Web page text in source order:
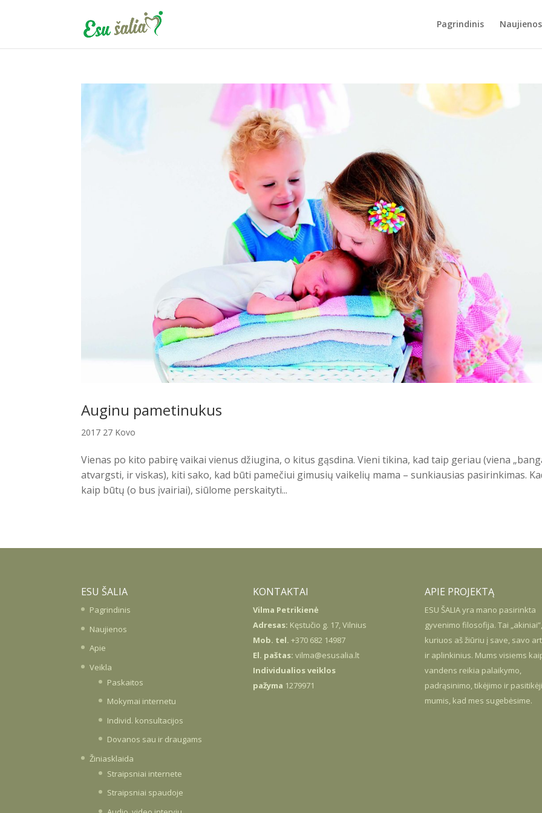
Pagrindinis Naujienos
Auginu pametinukus
2017 27 Kovo
Vienas po kito pabirę vaikai vienus džiugina, o kitus gąsdina. Vieni tikina, kad taip geriau (viena
atvargsti, ir viskas), kiti sako, kad būti pamečiui gimusių vaikelių mama – sunkiausias pasirinkimas.
kaip būtų (o bus įvairiai), siūlome perskaityti...
ESU ŠALIA
Pagrindinis
Naujienos
Apie
Veikla
Paskaitos
Mokymai internetu
Individ. konsultacijos
Dovanos sau ir draugams
Žiniasklaida
Straipsniai internete
Straipsniai spaudoje
KONTAKTAI
Vilma Petrikienė
Adresas: Kęstučio g. 17, Vilnius
Mob. tel. +370 682 14987
El. paštas: vilma@esusalia.lt
Individualios veiklos
pažyma 1279971
APIE PROJEKTĄ
ESU ŠALIAyra mano pasirinkta
gyvenimo filosofija. Tai
kuriuos aš žiūriu į save, savo
ir aplinkinius. Mums visiems
vandens reikia palaikymo,
padrąsinimo, tikėjimo ir
mumis, kad mes sugebėsime.